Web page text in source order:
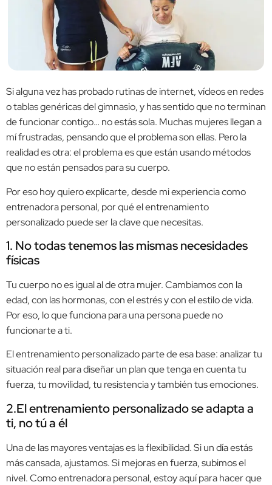
Si alguna vez has probado rutinas de internet, vídeos en redes
o tablas genéricas del gimnasio, y has sentido que no terminan
de funcionar contigo… no estás sola. Muchas mujeres llegan a
mí frustradas, pensando que el problema son ellas. Pero la
realidad es otra: el problema es que están usando métodos
que no están pensados para su cuerpo.
Por eso hoy quiero explicarte, desde mi experiencia como
entrenadora personal, por qué el entrenamiento
personalizado puede ser la clave que necesitas.
1. No todas tenemos las mismas necesidades
físicas
Tu cuerpo no es igual al de otra mujer. Cambiamos con la
edad, con las hormonas, con el estrés y con el estilo de vida.
Por eso, lo que funciona para una persona puede no
funcionarte a ti.
El entrenamiento personalizado parte de esa base: analizar tu
situación real para diseñar un plan que tenga en cuenta tu
fuerza, tu movilidad, tu resistencia y también tus emociones.
2.El entrenamiento personalizado se adapta a
ti, no tú a él
Una de las mayores ventajas es la flexibilidad. Si un día estás
más cansada, ajustamos. Si mejoras en fuerza, subimos el
nivel. Como entrenadora personal, estoy aquí para hacer que